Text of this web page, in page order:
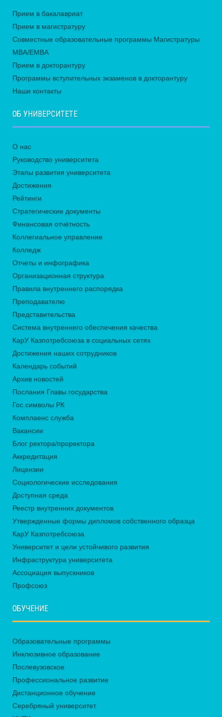
Прием в бакалавриат
Прием в магистратуру
Совместные образовательные программы Магистратуры
MBA/EMBA
Прием в докторантуру
Программы вступительных экзаменов в докторантуру
Наши контакты
ОБ УНИВЕРСИТЕТЕ
О нас
Руководство университета
Этапы развития университета
Достижения
Рейтинги
Стратегические документы
Финансовая отчётность
Коллегиальное управление
Колледж
Отчеты и инфографика
Организационная структура
Правила внутреннего распорядка
Преподавателю
Представительства
Система внутреннего обеспечения качества
КарУ Казпотребсоюза в социальных сетях
Достижения наших сотрудников
Календарь событий
Архив новостей
Послания Главы государства
Гос.символы РК
Комплаенс служба
Вакансии
Блог ректора/проректора
Аккредитация
Лицензии
Социологические исследования
Доступная среда
Реестр внутренних документов
Утвержденные формы дипломов собственного образца
КарУ Казпотребсоюза
Университет и цели устойчивого развития
Инфраструктура университета
Ассоциация выпускников
Профсоюз
ОБУЧЕНИЕ
Образовательные программы
Инклюзивное образование
Послевузовское
Профессиональное развитие
Дистанционное обучение
Серебряный университет